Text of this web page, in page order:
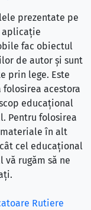
prezentate pe
aplicație
fac obiectul
de autor și sunt
prin lege. Este
folosirea acestora
educațional
Pentru folosirea
în alt
cel educațional
vă rugăm să ne
Rutiere